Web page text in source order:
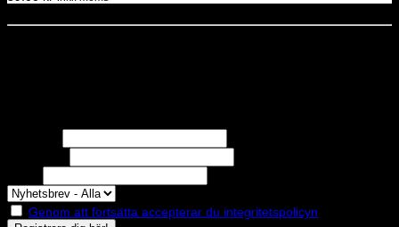
Genom att fortsätta accepterar du integritetspolicyn